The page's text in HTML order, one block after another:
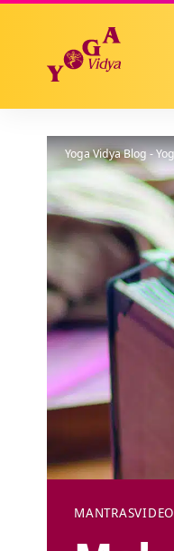
Yoga Vidya Blog -
MANTRAS